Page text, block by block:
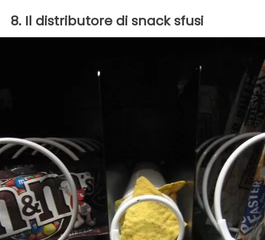
8. Il distributore di snack sfusi